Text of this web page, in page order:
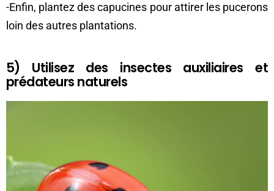
-Enfin, plantez des capucines pour attirer les pucerons
loin des autres plantations.
5) Utilisez des insectes auxiliaires et
prédateurs naturels